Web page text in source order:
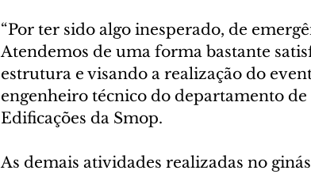
“Por ter sido algo inesperado, de
Atendemos de uma forma bastante
estrutura e visando a realização do
engenheiro técnico do departamento
Edificações da Smop.
As demais atividades realizadas no